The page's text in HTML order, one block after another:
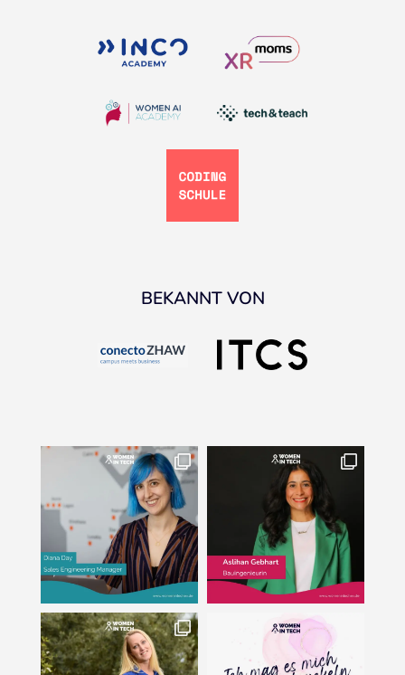
BEKANNT VON